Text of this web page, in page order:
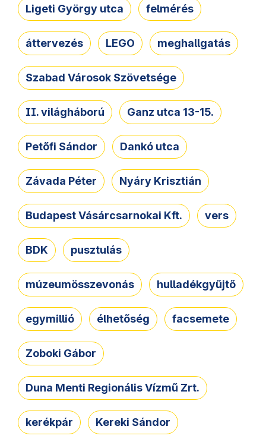
Ligeti György utca felmérés
áttervezés LEGO meghallgatás
Szabad Városok Szövetsége
II. világháború Ganz utca 13-15.
Petőfi Sándor Dankó utca
Závada Péter Nyáry Krisztián
Budapest Vásárcsarnokai Kft. vers
BDK pusztulás
múzeumösszevonás hulladékgyűjtő
egymillió élhetőség facsemete
Zoboki Gábor
Duna Menti Regionális Vízmű Zrt.
kerékpár Kereki Sándor